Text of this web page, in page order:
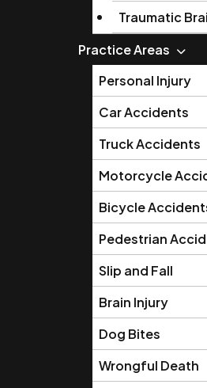
Traumatic
Practice Areas
Personal Injury
Car Accidents
Truck Accidents
Motorcycle
Bicycle
Pedestrian
Slip and Fall
Brain Injury
Dog Bites
Wrongful Death